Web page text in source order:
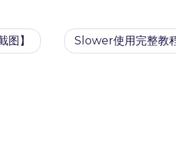
】 Slower使用完整教